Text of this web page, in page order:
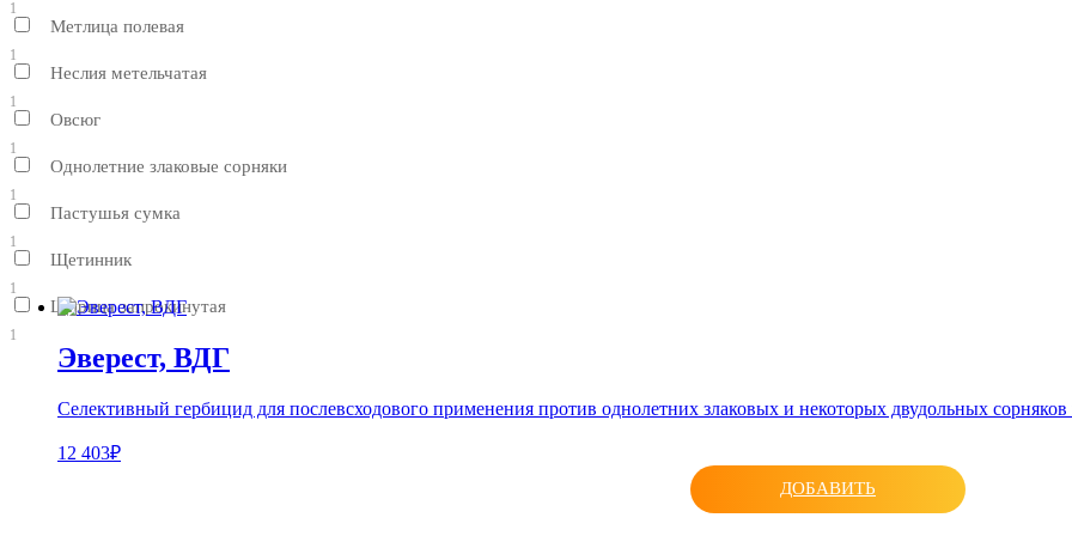
1
Метлица полевая
1
Неслия метельчатая
1
Овсюг
1
Однолетние злаковые сорняки
1
Пастушья сумка
1
Щетинник
1
Щирица запрокинутая
1
Эверест, ВДГ
Селективный гербицид для послевсходового применения против однолетних злаковых и некоторых двудольных
12 403₽
ДОБАВИТЬ